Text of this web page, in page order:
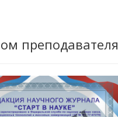
преподавателя